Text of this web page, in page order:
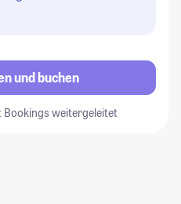
und buchen
weitergeleitet